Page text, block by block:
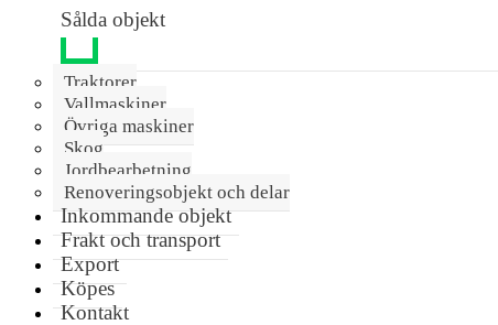
Sålda objekt
Traktorer
Vallmaskiner
Övriga maskiner
Skog
Jordbearbetning
Renoveringsobjekt och delar
Inkommande objekt
Frakt och transport
Export
Köpes
Kontakt